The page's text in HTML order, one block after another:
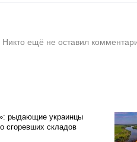
Никто ещё не оставил
рыдающие украинцы
сгоревших складов